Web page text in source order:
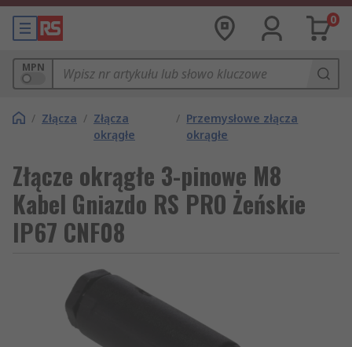
0
MPN
/ Złącza / Złącza
okrągłe
/ Przemysłowe złącza
okrągłe
Złącze okrągłe 3-pinowe M8
Kabel Gniazdo RS PRO Żeńskie
IP67 CNF08